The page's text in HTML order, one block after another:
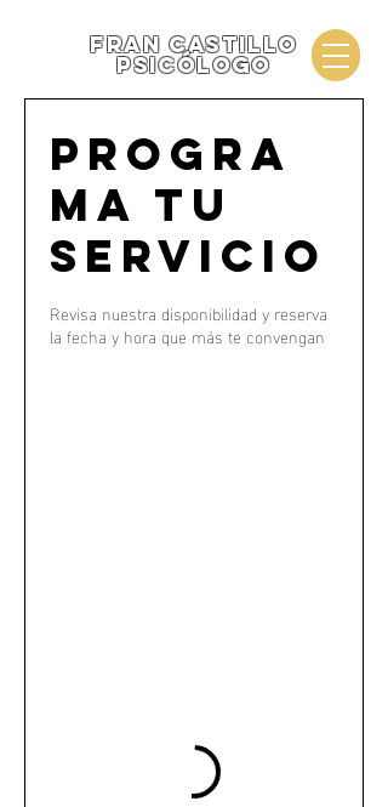
fran castillo
psicólogo
Progra
ma tu
servicio
Revisa nuestra disponibilidad y reserva
la fecha y hora que más te convengan